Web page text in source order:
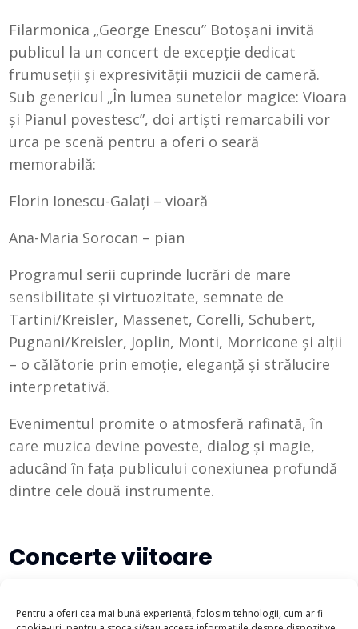
Pentru a oferi cea mai bună experiență, folosim tehnologii, cum ar fi
Filarmonica „George Enescu” Botoșani invită
publicul la un concert de excepție dedicat
frumuseții și expresivității muzicii de cameră.
Sub genericul „În lumea sunetelor magice: Vioara
și Pianul povestesc”, doi artiști remarcabili vor
urca pe scenă pentru a oferi o seară
memorabilă:
Florin Ionescu-Galați – vioară
Ana-Maria Sorocan – pian
Programul serii cuprinde lucrări de mare
sensibilitate și virtuozitate, semnate de
Tartini/Kreisler, Massenet, Corelli, Schubert,
Pugnani/Kreisler, Joplin, Monti, Morricone și alții
– o călătorie prin emoție, eleganță și strălucire
interpretativă.
Evenimentul promite o atmosferă rafinată, în
care muzica devine poveste, dialog și magie,
aducând în fața publicului conexiunea profundă
dintre cele două instrumente.
Concerte viitoare
There are no upcoming events at this time.